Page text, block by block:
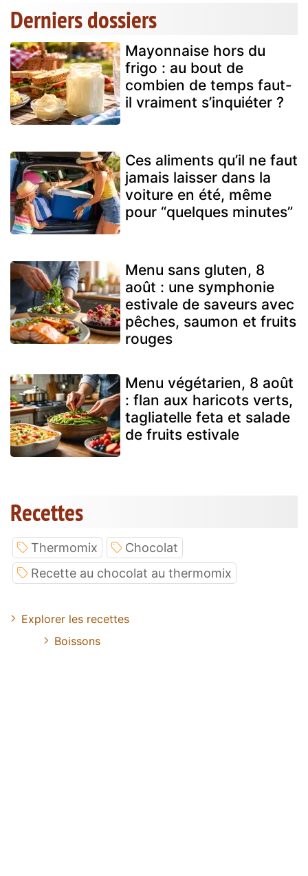
Derniers dossiers
Mayonnaise hors du
frigo : au bout de
combien de temps faut-
il vraiment s’inquiéter ?
Ces aliments qu’il ne faut
jamais laisser dans la
voiture en été, même
pour “quelques minutes”
Menu sans gluten, 8
août : une symphonie
estivale de saveurs avec
pêches, saumon et fruits
rouges
Menu végétarien, 8 août
: flan aux haricots verts,
tagliatelle feta et salade
de fruits estivale
Recettes
Thermomix
Chocolat
Recette au chocolat au thermomix
Explorer les recettes
Boissons